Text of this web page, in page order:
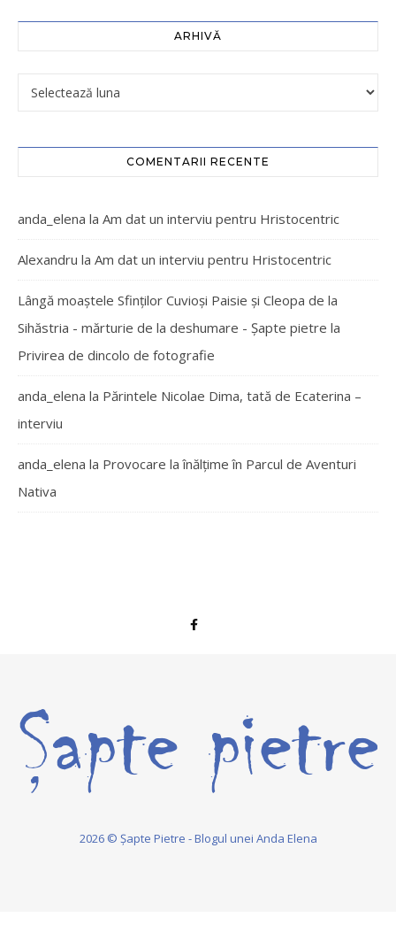
ARHIVĂ
COMENTARII RECENTE
anda_elena la Am dat un interviu pentru Hristocentric
Alexandru la Am dat un interviu pentru Hristocentric
Lângă moaștele Sfinților Cuvioși Paisie și Cleopa de la
Sihăstria - mărturie de la deshumare - Şapte pietre la
Privirea de dincolo de fotografie
anda_elena la Părintele Nicolae Dima, tată de Ecaterina –
interviu
anda_elena la Provocare la înălțime în Parcul de Aventuri
Nativa
2026 © Șapte Pietre - Blogul unei Anda Elena